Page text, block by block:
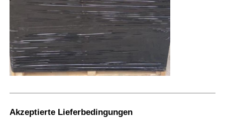
Akzeptierte Lieferbedingungen